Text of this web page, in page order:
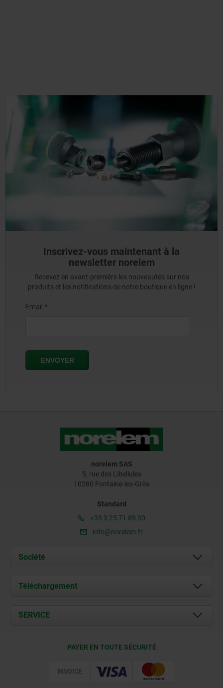
Inscrivez-vous maintenant à la
newsletter norelem
Recevez en avant-première les nouveautés sur nos
produits et les notifications de notre boutique en ligne !
norelem SAS
5, rue des Libellules
10280 Fontaine-les-Grès
Standard
+33 3 25 71 89 30
info@norelem.fr
Société
À propos de nous
Contact
Téléchargement
Documents
SERVICE
PAYER EN TOUTE SÉCURITÉ